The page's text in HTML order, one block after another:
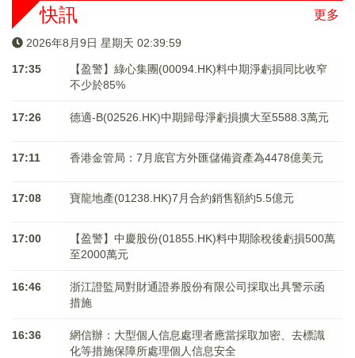
更多
快訊
2026年8月9日 星期天 02:39:59
17:35
【盈警】綠心集團(00094.HK)料中期淨虧損同比收窄
不少於85%
17:26 德適-B(02526.HK)中期歸母淨虧損擴大至5588.3萬元
17:11 香港金管局：7月底官方外匯儲備資產為4478億美元
17:08 寶龍地產(01238.HK)7月合約銷售額約5.5億元
17:00
【盈警】中慶股份(01855.HK)料中期除稅後虧損500萬
至2000萬元
16:46
浙江證監局對財通證券股份有限公司採取出具警示函
措施
16:36
網信辦：大型個人信息處理者應當採取加密、去標識
化等措施保障所處理個人信息安全